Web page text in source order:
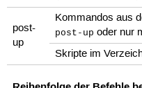
post-
up
Kommandos aus
post-up oder nur
Skripte im